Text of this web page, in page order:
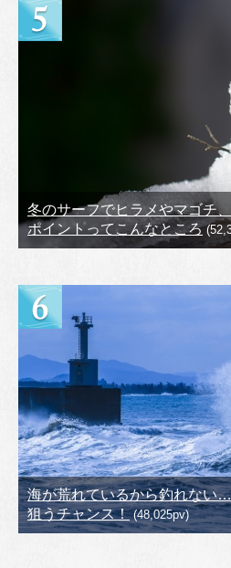
冬のサーフでヒラメやマゴチ
ポイントってこんなところ
海が荒れているから釣れない
狙うチャンス！(48,025pv)